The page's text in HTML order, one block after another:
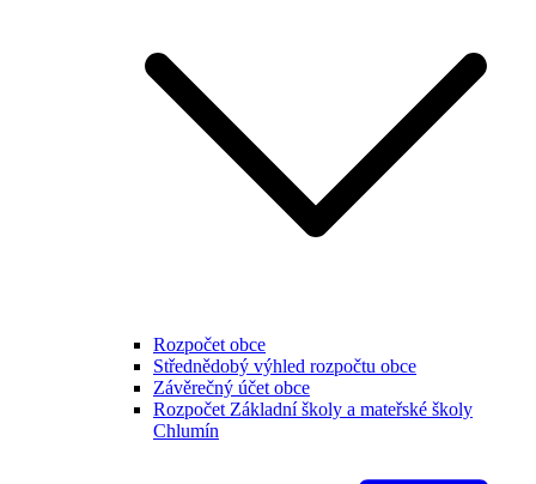
Rozpočet obce
Střednědobý výhled rozpočtu obce
Závěrečný účet obce
Rozpočet Základní školy a mateřské školy
Chlumín